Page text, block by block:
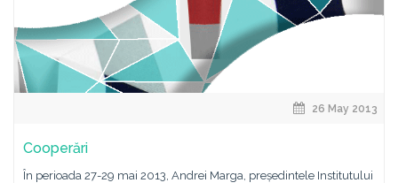
26 May 2013
Cooperări
În perioada 27-29 mai 2013, Andrei Marga, președintele Institutului